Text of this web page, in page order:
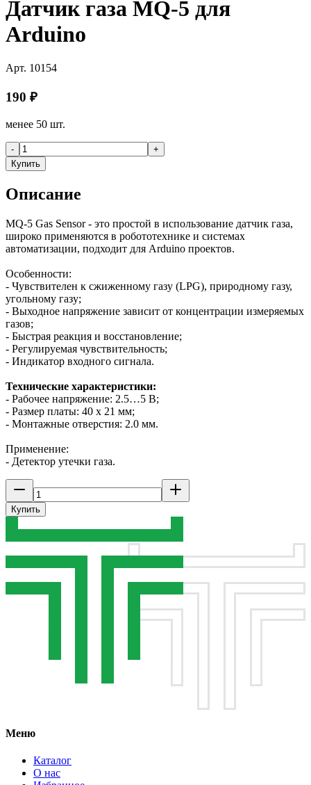
Датчик газа MQ-5 для
Arduino
Арт. 10154
190 ₽
менее 50 шт.
-
+
Купить
Описание
MQ-5 Gas Sensor - это простой в использование датчик газа,
широко применяются в робототехнике и системах
автоматизации, подходит для Arduino проектов.
Особенности:
- Чувствителен к сжиженному газу (LPG), природному газу,
угольному газу;
- Выходное напряжение зависит от концентрации измеряемых
газов;
- Быстрая реакция и восстановление;
- Регулируемая чувствительность;
- Индикатор входного сигнала.
Технические характеристики:
- Рабочее напряжение: 2.5…5 В;
- Размер платы: 40 х 21 мм;
- Монтажные отверстия: 2.0 мм.
Применение:
- Детектор утечки газа.
Купить
Меню
Каталог
О нас